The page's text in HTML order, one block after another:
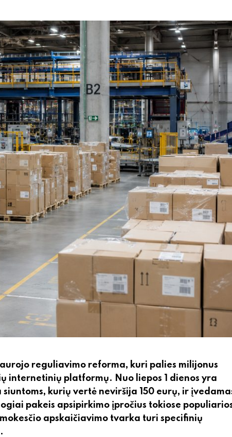
reguliavimo reforma, kuri palies milijonus
internetinių platformų. Nuo liepos 1 dienos yra
kurių vertė neviršija 150 eurų, ir
pakeis apsipirkimo įpročius tokiose
apskaičiavimo tvarka turi specifinių